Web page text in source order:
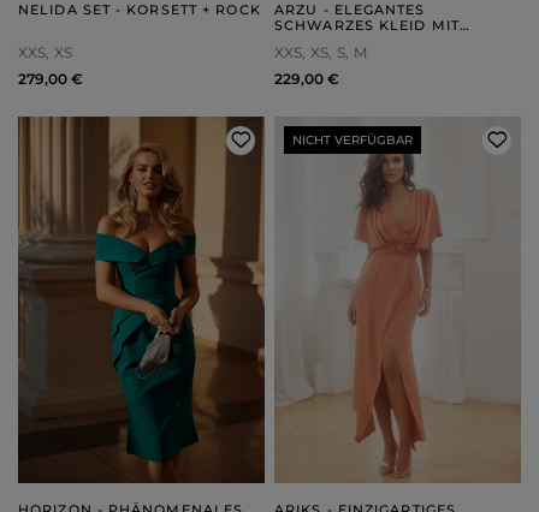
NELIDA SET - KORSETT + ROCK
XXS XS
279,00 €
ARZU - ELEGANTES
SCHWARZES KLEID MIT
REISSVERSCHLUSS
XXS XS S M
229,00 €
NICHT VERFÜGBAR